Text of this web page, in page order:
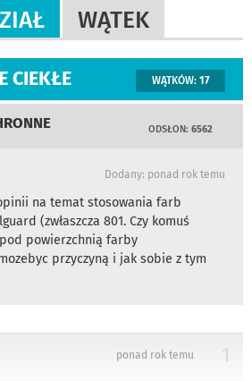
WĄTEK
CIEKŁE WĄTKÓW: 17
ODSŁON: 6562
Dodany: ponad rok temu
na temat stosowania farb
(zwłaszcza 801. Czy komuś
powierzchnią farby
przyczyną i jak sobie z tym
1
ponad rok temu